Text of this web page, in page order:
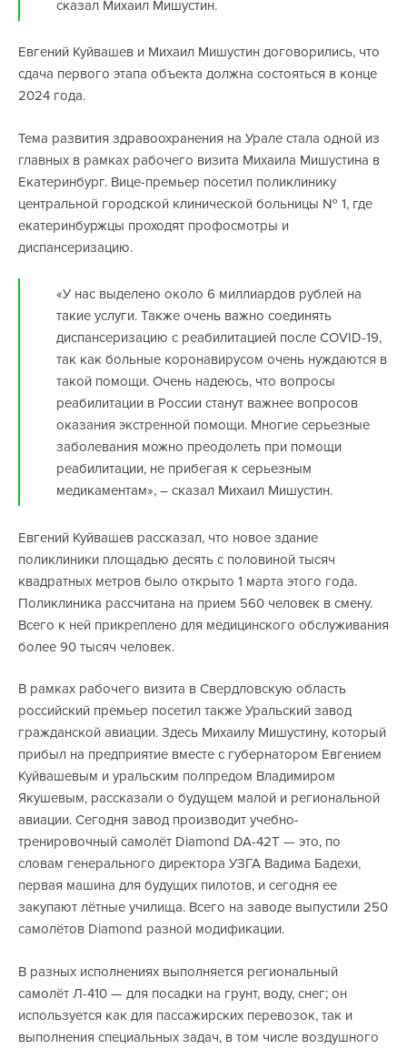
сказал Михаил Мишустин.
Евгений Куйвашев и Михаил Мишустин договорились, что
сдача первого этапа объекта должна состояться в конце
2024 года.
Тема развития здравоохранения на Урале стала одной из
главных в рамках рабочего визита Михаила Мишустина в
Екатеринбург. Вице-премьер посетил поликлинику
центральной городской клинической больницы № 1, где
екатеринбуржцы проходят профосмотры и
диспансеризацию.
«У нас выделено около 6 миллиардов рублей на
такие услуги. Также очень важно соединять
диспансеризацию с реабилитацией после COVID-19,
так как больные коронавирусом очень нуждаются в
такой помощи. Очень надеюсь, что вопросы
реабилитации в России станут важнее вопросов
оказания экстренной помощи. Многие серьезные
заболевания можно преодолеть при помощи
реабилитации, не прибегая к серьезным
медикаментам», – сказал Михаил Мишустин.
Евгений Куйвашев рассказал, что новое здание
поликлиники площадью десять с половиной тысяч
квадратных метров было открыто 1 марта этого года.
Поликлиника рассчитана на прием 560 человек в смену.
Всего к ней прикреплено для медицинского обслуживания
более 90 тысяч человек.
В рамках рабочего визита в Свердловскую область
российский премьер посетил также Уральский завод
гражданской авиации. Здесь Михаилу Мишустину, который
прибыл на предприятие вместе с губернатором Евгением
Куйвашевым и уральским полпредом Владимиром
Якушевым, рассказали о будущем малой и региональной
авиации. Сегодня завод производит учебно-
тренировочный самолёт Diamond DA-42Т — это, по
словам генерального директора УЗГА Вадима Бадехи,
первая машина для будущих пилотов, и сегодня ее
закупают лётные училища. Всего на заводе выпустили 250
самолётов Diamond разной модификации.
В разных исполнениях выполняется региональный
самолёт Л-410 — для посадки на грунт, воду, снег; он
используется как для пассажирских перевозок, так и
выполнения специальных задач, в том числе воздушного